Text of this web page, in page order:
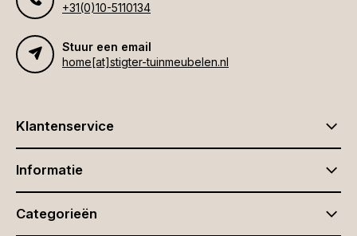
+31(0)10-5110134
Stuur een email
home[at]stigter-tuinmeubelen.nl
Klantenservice
Informatie
Categorieën